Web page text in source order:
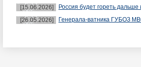
[15.06.2026]
Россия будет гореть
[26.05.2026]
Генерала-ватника ГУБОЗ